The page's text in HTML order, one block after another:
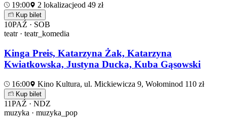
19:00 2 lokalizacjeod 49 zł
Kup bilet
10PAŹ · SOB
teatr · teatr_komedia
Kinga Preis, Katarzyna Żak, Katarzyna
Kwiatkowska, Justyna Ducka, Kuba Gąsowski
16:00 Kino Kultura, ul. Mickiewicza 9, Wołominod 110 zł
Kup bilet
11PAŹ · NDZ
muzyka · muzyka_pop